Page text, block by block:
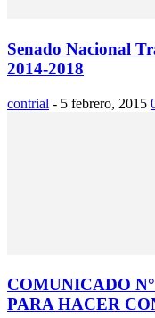
Senado Nacional
2014-2018
contrial - 5 febrero, 2015
COMUNICADO
PARA HACER